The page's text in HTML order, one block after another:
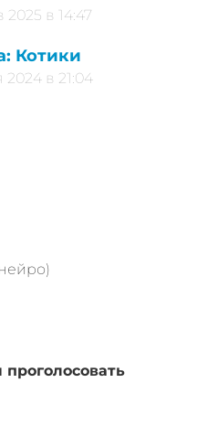
2025 в 14:47
Котики
2024 в 21:04